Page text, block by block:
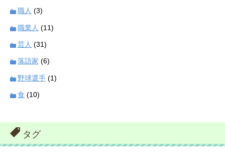
職人 (3)
職業人 (11)
芸人 (31)
落語家 (6)
野球選手 (1)
食 (10)
タグ